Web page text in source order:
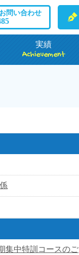
問い合わせ
実績
Achievement
集中特訓コースのご